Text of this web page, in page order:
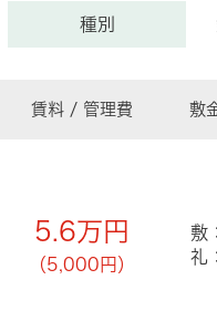
種別
賃料 / 管理費 敷
5.6万円
（5,000円）
敷
礼